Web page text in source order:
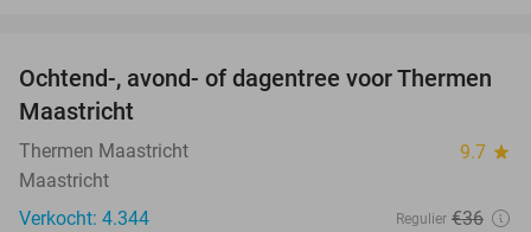
25%
Ochtend-, avond- of dagentree voor Thermen
Maastricht
Thermen Maastricht 9.7 star
Maastricht
Verkocht: 4.344
Regulier €36